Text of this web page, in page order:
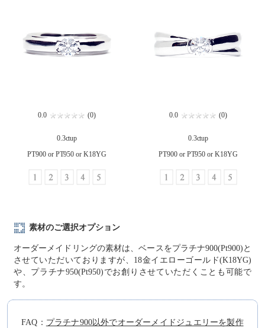
0.0 (0)
0.3ctup
PT900 or PT950 or K18YG
0.0 (0)
0.3ctup
PT900 or PT950 or K18YG
素材のご選択オプション
オーダーメイドリングの素材は、ベースをプラチナ900(Pt900)と
させていただいておりますが、18金イエローゴールド(K18YG)
や、プラチナ950(Pt950)でお創りさせていただくことも可能で
す。
FAQ： プラチナ900以外でオーダーメイドジュエリーを製作